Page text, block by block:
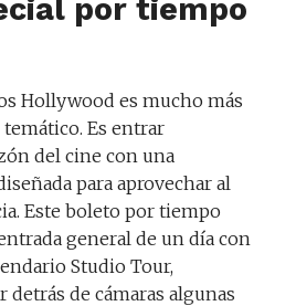
por tiempo
Hollywood es mucho más
Es entrar
del cine con una
para aprovechar al
Este boleto por tiempo
general de un día con
Studio Tour,
de cámaras algunas